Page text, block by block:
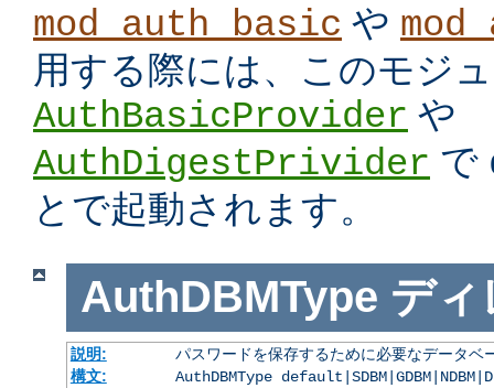
mod_auth_basic や
用する際には、このモジ
AuthBasicProvider や
AuthDigestPrivider で
とで起動されます。
AuthDBMType ディ
説明:
パスワードを保存するために必要なデータベ
構文:
AuthDBMType